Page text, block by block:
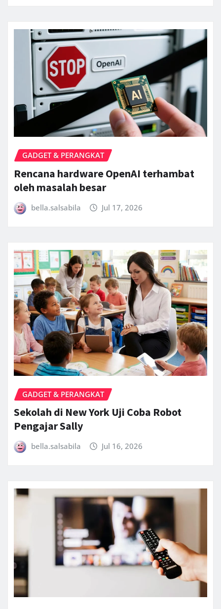
GADGET & PERANGKAT
Rencana hardware OpenAI terhambat
oleh masalah besar
bella.salsabila Jul 17, 2026
GADGET & PERANGKAT
Sekolah di New York Uji Coba Robot
Pengajar Sally
bella.salsabila Jul 16, 2026